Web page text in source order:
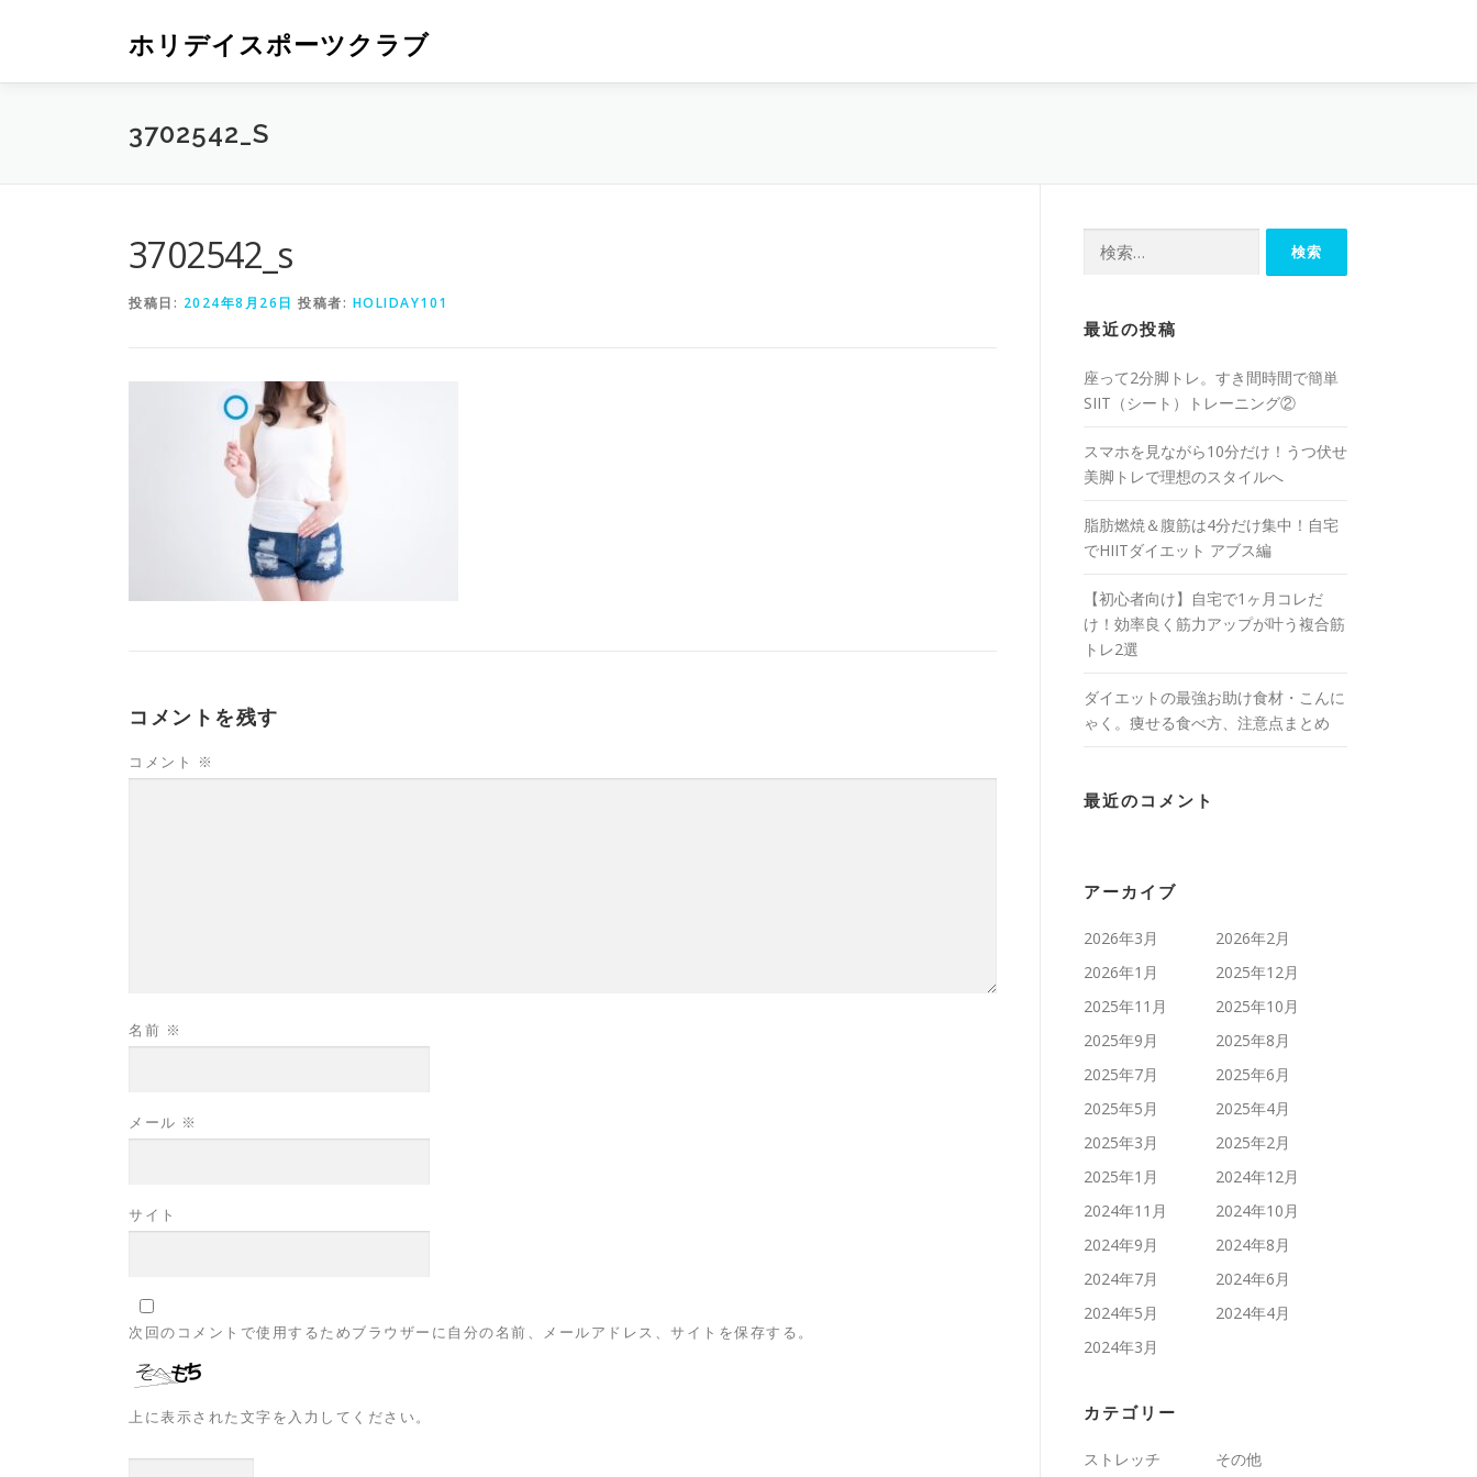
ホリデイスポーツクラブ
3702542_S
3702542_s
投稿日: 2024年8月26日 投稿者: HOLIDAY101
コメントを残す
コメント ※
名前 ※
メール ※
サイト
次回のコメントで使用するためブラウザーに自分の名前、メールアドレス、サイトを保存する。
上に表示された文字を入力してください。
最近の投稿
座って2分脚トレ。すき間時間で簡単
SIIT（シート）トレーニング②
スマホを見ながら10分だけ！うつ伏せ
美脚トレで理想のスタイルへ
脂肪燃焼＆腹筋は4分だけ集中！自宅
でHIITダイエット アブス編
【初心者向け】自宅で1ヶ月コレだ
け！効率良く筋力アップが叶う複合筋
トレ2選
ダイエットの最強お助け食材・こんに
ゃく。痩せる食べ方、注意点まとめ
最近のコメント
アーカイブ
2026年3月
2026年2月
2026年1月
2025年12月
2025年11月
2025年10月
2025年9月
2025年8月
2025年7月
2025年6月
2025年5月
2025年4月
2025年3月
2025年2月
2025年1月
2024年12月
2024年11月
2024年10月
2024年9月
2024年8月
2024年7月
2024年6月
2024年5月
2024年4月
2024年3月
カテゴリー
ストレッチ その他